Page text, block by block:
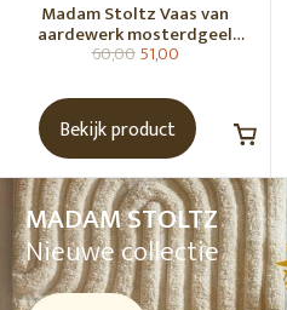
Madam Stoltz Vaas van
aardewerk mosterdgeel
naturel
60,0051,00
Bekijk product
MADAM STOLTZ
Nieuwe collectie